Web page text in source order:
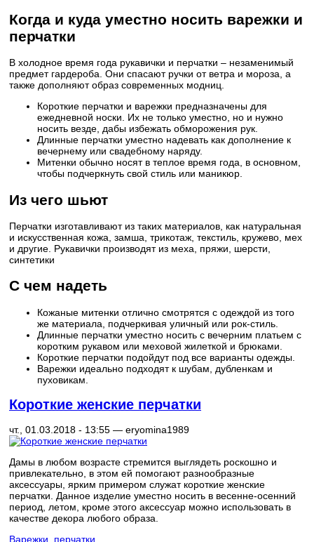
Когда и куда уместно носить варежки и
перчатки
В холодное время года рукавички и перчатки – незаменимый
предмет гардероба. Они спасают ручки от ветра и мороза, а
также дополняют образ современных модниц.
Короткие перчатки и варежки предназначены для
ежедневной носки. Их не только уместно, но и нужно
носить везде, дабы избежать обморожения рук.
Длинные перчатки уместно надевать как дополнение к
вечернему или свадебному наряду.
Митенки обычно носят в теплое время года, в основном,
чтобы подчеркнуть свой стиль или маникюр.
Из чего шьют
Перчатки изготавливают из таких материалов, как натуральная
и искусственная кожа, замша, трикотаж, текстиль, кружево, мех
и другие. Рукавички производят из меха, пряжи, шерсти,
синтетики
С чем надеть
Кожаные митенки отлично смотрятся с одеждой из того
же материала, подчеркивая уличный или рок-стиль.
Длинные перчатки уместно носить с вечерним платьем с
коротким рукавом или меховой жилеткой и брюками.
Короткие перчатки подойдут под все варианты одежды.
Варежки идеально подходят к шубам, дубленкам и
пуховикам.
Короткие женские перчатки
чт., 01.03.2018 - 13:55 — eryomina1989
Дамы в любом возрасте стремится выглядеть роскошно и
привлекательно, в этом ей помогают разнообразные
аксессуары, ярким примером служат короткие женские
перчатки. Данное изделие уместно носить в весенне-осенний
период, летом, кроме этого аксессуар можно использовать в
качестве декора любого образа.
Варежки, перчатки